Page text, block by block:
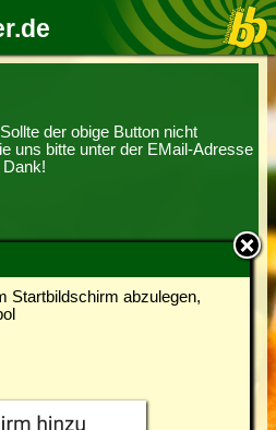
Startbildschirm abzulegen,